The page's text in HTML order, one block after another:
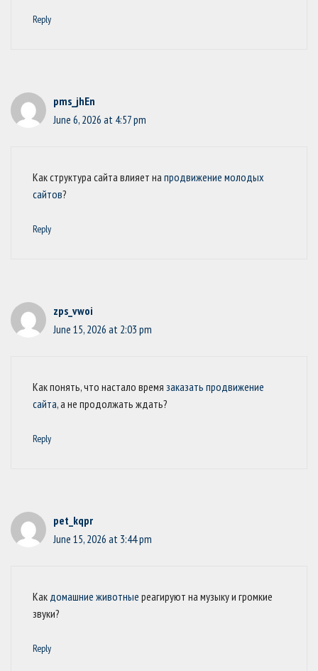
Reply
pms_jhEn
June 6, 2026 at 4:57 pm
Как структура сайта влияет на продвижение молодых
сайтов?
Reply
zps_vwoi
June 15, 2026 at 2:03 pm
Как понять, что настало время заказать продвижение
сайта, а не продолжать ждать?
Reply
pet_kqpr
June 15, 2026 at 3:44 pm
Как домашние животные реагируют на музыку и громкие
звуки?
Reply